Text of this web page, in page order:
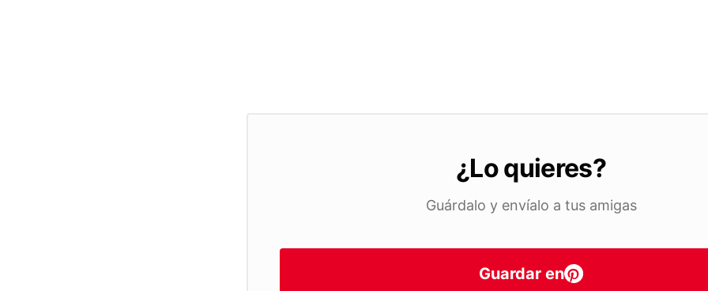
¿Lo quieres?
Guárdalo y envíalo a tus amigas
Guardar en